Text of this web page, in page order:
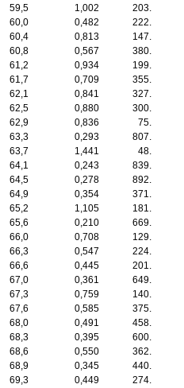
59,5 1,002
203.
60,0 0,482
222.
60,4 0,813
147.
60,8 0,567
380.
61,2 0,934
199.
61,7 0,709
355.
62,1 0,841
327.
62,5 0,880
300.
62,9 0,836
75.
63,3 0,293
807.
63,7 1,441
48.
64,1 0,243
839.
64,5 0,278
892.
64,9 0,354
371.
65,2 1,105
181.
65,6 0,210
669.
66,0 0,708
129.
66,3 0,547
224.
66,6 0,445
201.
67,0 0,361
649.
67,3 0,759
140.
67,6 0,585
375.
68,0 0,491
458.
68,3 0,395
600.
68,6 0,550
362.
68,9 0,345
440.
69,3 0,449
274.